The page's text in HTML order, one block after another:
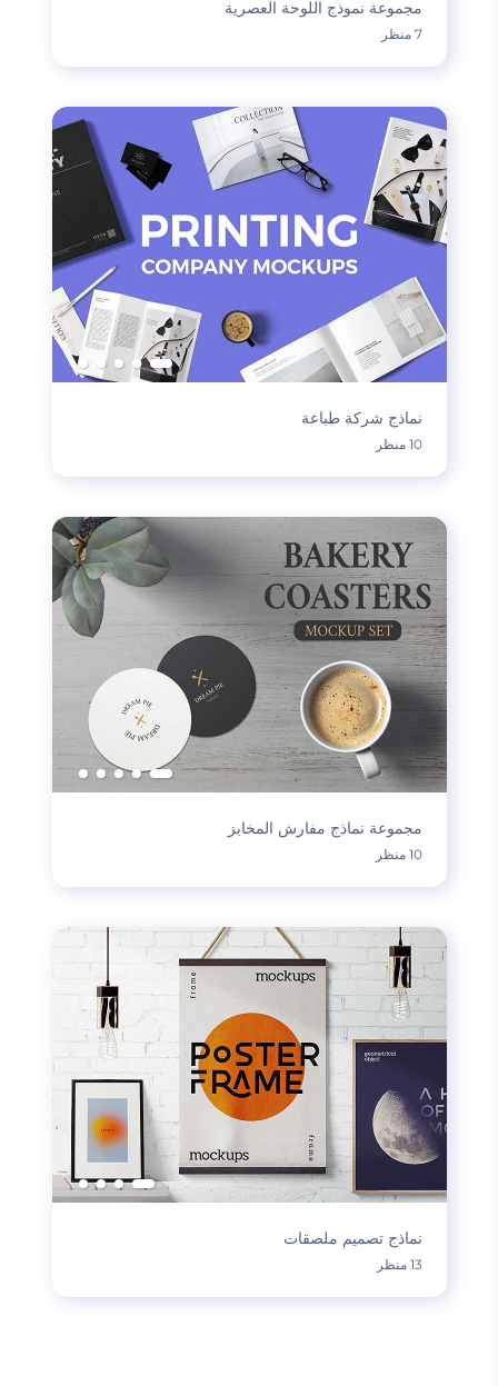
مجموعة نموذج اللوحة العصرية
7 منظر
نماذج شركة طباعة
10 منظر
مجموعة نماذج مفارش المخابز
10 منظر
نماذج تصميم ملصقات
13 منظر